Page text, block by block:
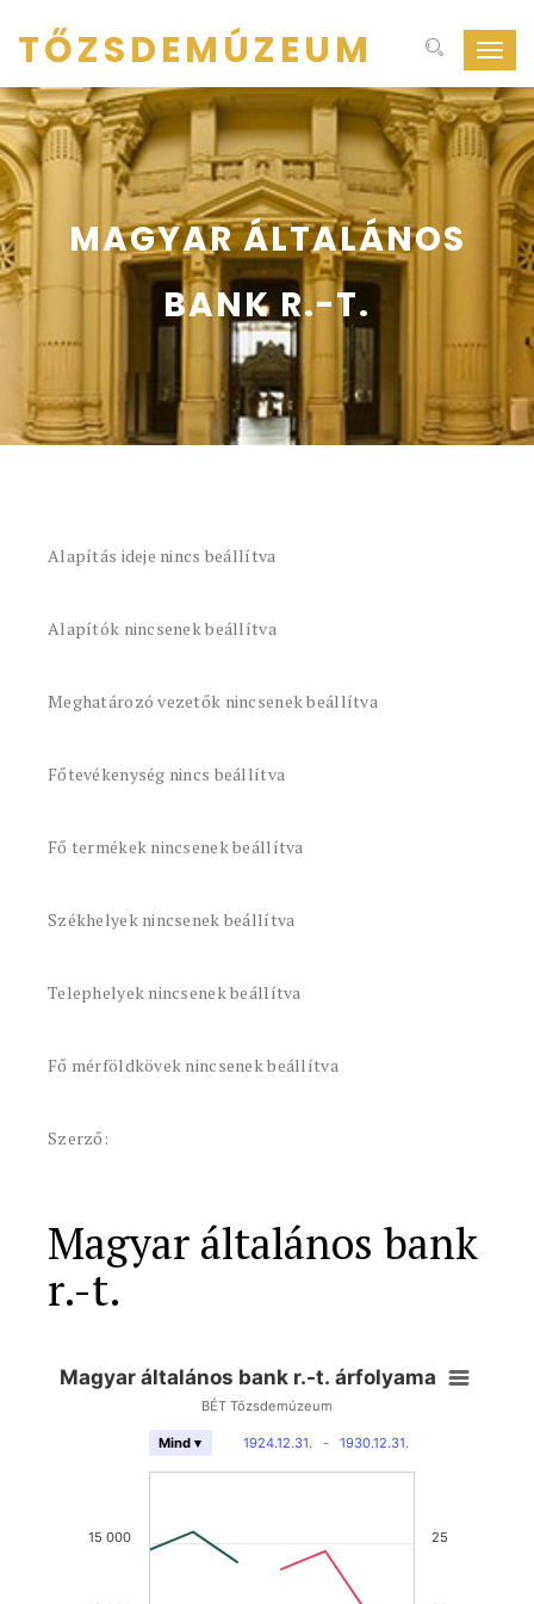
ki-
be
TŐZSDEMÚZEUM
MAGYAR ÁLTALÁNOS
BANK R.-T.
Alapítás ideje nincs beállítva
Alapítók nincsenek beállítva
Meghatározó vezetők nincsenek beállítva
Főtevékenység nincs beállítva
Fő termékek nincsenek beállítva
Székhelyek nincsenek beállítva
Telephelyek nincsenek beállítva
Fő mérföldkövek nincsenek beállítva
Szerző:
Magyar általános bank
r.-t.
Magyar általános bank r.-t. árfolyama
BÉT Tőzsdemúzeum
1924.12.31. - 1930.12.31.
Mind ▾
15 000 25